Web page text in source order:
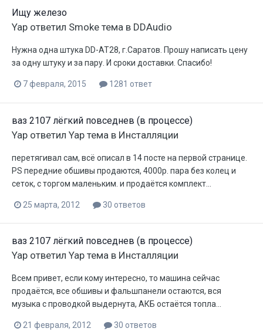
Ищу железо
Yap ответил Smoke тема в DDAudio
Нужна одна штука DD-AT28, г.Саратов. Прошу написать цену
за одну штуку и за пару. И сроки доставки. Спасибо!
7 февраля, 2015 1281 ответ
ваз 2107 лёгкий повседнев (в процессе)
Yap ответил Yap тема в Инсталляции
перетягивал сам, всё описал в 14 посте на первой странице.
PS передние обшивы продаются, 4000р. пара без колец и
сеток, с торгом маленьким. и продаётся комплект...
25 марта, 2012 30 ответов
ваз 2107 лёгкий повседнев (в процессе)
Yap ответил Yap тема в Инсталляции
Всем привет, если кому интересно, то машина сейчас
продаётся, все обшивы и фальшпанели остаются, вся
музыка с проводкой выдернута, АКБ остаётся топла...
21 февраля, 2012 30 ответов